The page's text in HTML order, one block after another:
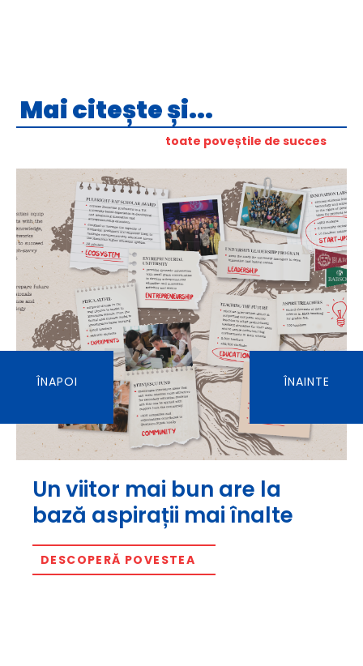
Mai citește și...
toate poveștile de succes
Un viitor mai bun are la
bază aspirații mai înalte
DESCOPERĂ POVESTEA
ÎNAPOI ÎNAINTE